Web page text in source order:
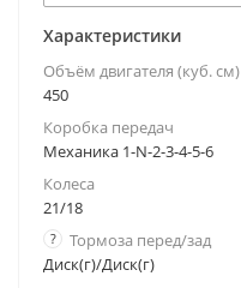
Характеристики
Объём двигателя (куб. см)
450
Коробка передач
Механика 1-N-2-3-4-5-6
Колеса
21/18
?
Тормоза перед/зад
Диск(г)/Диск(г)